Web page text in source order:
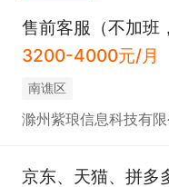
售前客服（不加班
3200-4000元/月
南谯区
滁州紫琅信息科技有限
京东、天猫、拼多